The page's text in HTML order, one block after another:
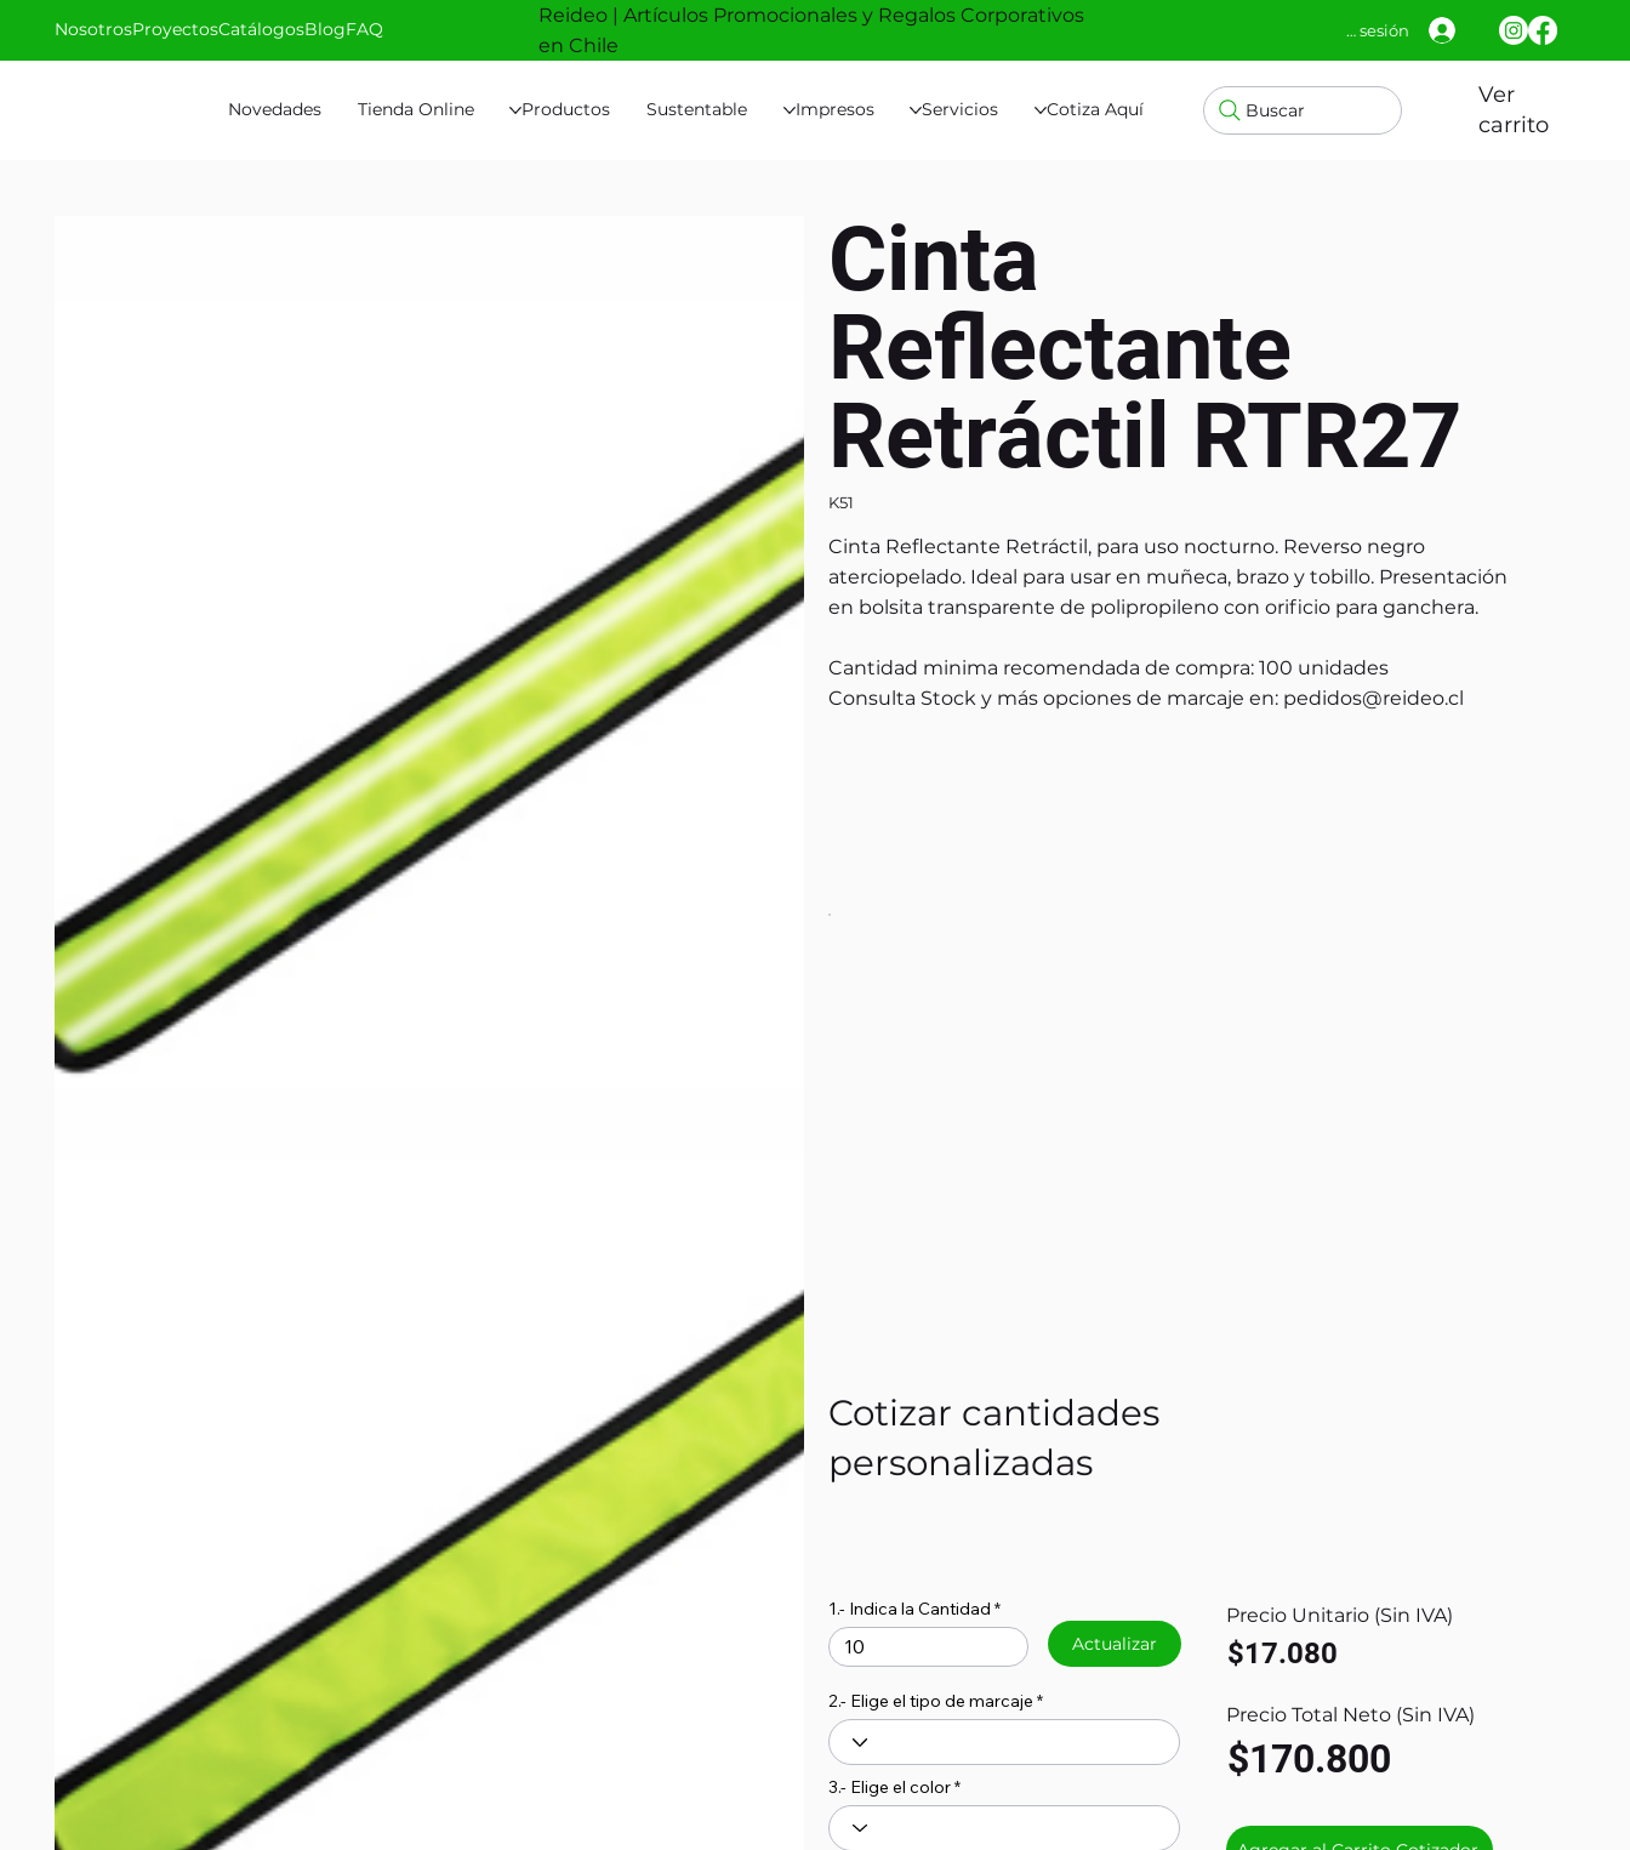
Novedades Tienda Online Productos Sustentable Impresos Servicios Cotiza Aquí Buscar
Ver
carrito
NosotrosProyectosCatálogosBlogFAQ
Reideo | Artículos Promocionales y Regalos Corporativos
en Chile
Iniciar sesión
Cinta
Reflectante
Retráctil RTR27
K51
Cinta Reflectante Retráctil, para uso nocturno. Reverso negro
aterciopelado. Ideal para usar en muñeca, brazo y tobillo. Presentación
en bolsita transparente de polipropileno con orificio para ganchera.
Cantidad minima recomendada de compra: 100 unidades
Consulta Stock y más opciones de marcaje en: pedidos@reideo.cl
Cotizar cantidades
personalizadas
1.- Indica la Cantidad
Actualizar
2.- Elige el tipo de marcaje
3.- Elige el color
Precio Unitario (Sin IVA)
$17.080
Precio Total Neto (Sin IVA)
$170.800